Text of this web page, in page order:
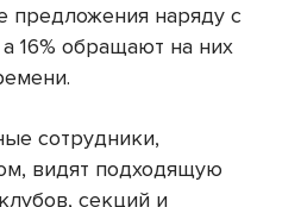
предложения наряду с
16% обращают на них
сотрудники,
видят подходящую
секций и